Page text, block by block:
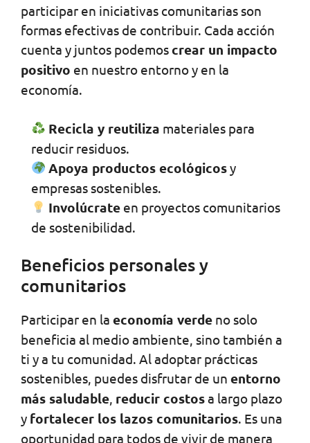
participar en iniciativas comunitarias son
formas efectivas de contribuir. Cada acción
cuenta y juntos podemoscrear un impacto
positivo en nuestro entorno y en la
economía.
Recicla y reutiliza materiales para
reducir residuos.
Apoya productos ecológicosy
empresas sostenibles.
Involúcrate en proyectos comunitarios
de sostenibilidad.
Beneficios personales y
comunitarios
Participar en la economía verde no solo
beneficia al medio ambiente, sino también a
ti y a tu comunidad. Al adoptar prácticas
sostenibles, puedes disfrutar de un entorno
más saludable, reducir costosa largo plazo
y fortalecer los lazos comunitarios. Es una
oportunidad para todos de vivir de manera